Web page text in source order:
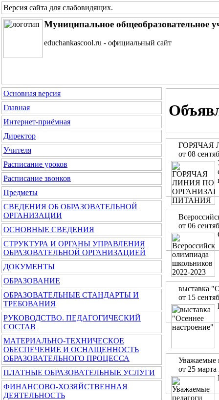
Версия сайта для слабовидящих.
Муниципальное общеобразовательное
educhankascool.ru - официальный сайт
Основная версия
Главная
Интернет-приёмная
Директор
Учителя
Расписание уроков
Расписание звонков
Предметы
СВЕДЕНИЯ ОБ ОБРАЗОВАТЕЛЬНОЙ
ОРГАНИЗАЦИИ
ОСНОВНЫЕ СВЕДЕНИЯ
СТРУКТУРА И ОРГАНЫ УПРАВЛЕНИЯ
ОБРАЗОВАТЕЛЬНОЙ ОРГАНИЗАЦИЕЙ
ДОКУМЕНТЫ
ОБРАЗОВАНИЕ
ОБРАЗОВАТЕЛЬНЫЕ СТАНДАРТЫ И
ТРЕБОВАНИЯ
РУКОВОДСТВО. ПЕДАГОГИЧЕСКИЙ
СОСТАВ
МАТЕРИАЛЬНО-ТЕХНИЧЕСКОЕ
ОБЕСПЕЧЕНИЕ И ОСНАЩЕННОСТЬ
ОБРАЗОВАТЕЛЬНОГО ПРОЦЕССА
ПЛАТНЫЕ ОБРАЗОВАТЕЛЬНЫЕ УСЛУГИ
ФИНАНСОВО-ХОЗЯЙСТВЕННАЯ
ДЕЯТЕЛЬНОСТЬ
ГОРЯЧАЯ
от 08
от 06
выставка
от 15
Уважаемые
от 25 марта